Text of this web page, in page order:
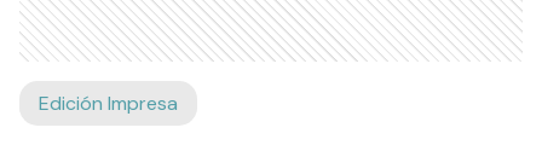
Edición Impresa